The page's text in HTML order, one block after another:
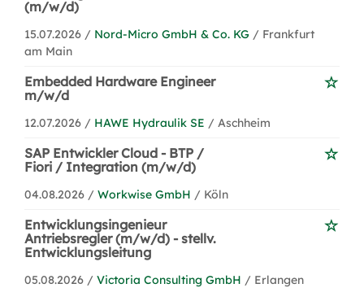
(m/w/d)
15.07.2026 / Nord-Micro GmbH & Co. KG / Frankfurt
am Main
Embedded Hardware Engineer
m/w/d
12.07.2026 / HAWE Hydraulik SE / Aschheim
SAP Entwickler Cloud - BTP /
Fiori / Integration (m/w/d)
04.08.2026 / Workwise GmbH / Köln
Entwicklungsingenieur
Antriebsregler (m/w/d) - stellv.
Entwicklungsleitung
05.08.2026 / Victoria Consulting GmbH / Erlangen